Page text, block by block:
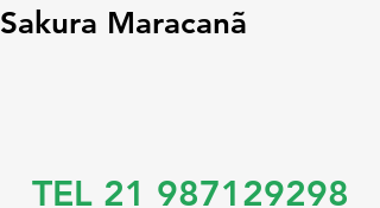
Sakura Maracanã
TEL 21 987129298